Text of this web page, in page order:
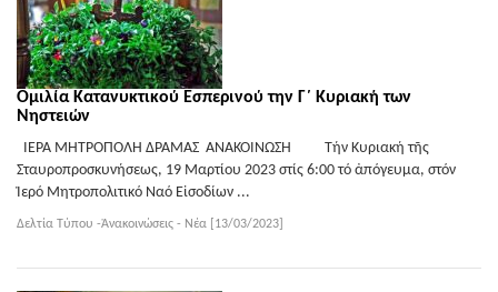
Ομιλία Κατανυκτικού Εσπερινού την Γ΄ Κυριακή των
Νηστειών
ΙΕΡΑ ΜΗΤΡΟΠΟΛΗ ΔΡΑΜΑΣ ΑΝΑΚΟΙΝΩΣΗ Τήν Κυριακή τῆς
Σταυροπροσκυνήσεως, 19 Μαρτίου 2023 στίς 6:00 τό ἀπόγευμα, στόν
Ἱερό Μητροπολιτικό Ναό Εἰσοδίων ...
Δελτία Τύπου -Ἀνακοινώσεις - Νέα [13/03/2023]